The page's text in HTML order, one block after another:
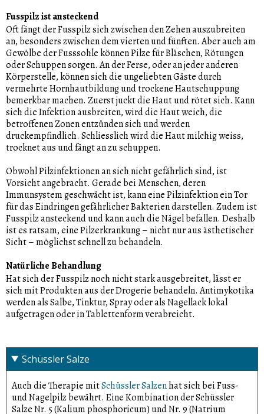
Fusspilz ist ansteckend
Oft fängt der Fusspilz sich zwischen den Zehen auszubreiten
an, besonders zwischen dem vierten und fünften. Aber auch am
Gewölbe der Fusssohle können Pilze für Bläschen, Rötungen
oder Schuppen sorgen. An der Ferse, oder an jeder anderen
Körperstelle, können sich die ungeliebten Gäste durch
vermehrte Hornhautbildung und trockene Hautschuppung
bemerkbar machen. Zuerst juckt die Haut und rötet sich. Kann
sich die Infektion ausbreiten, wird die Haut weich, die
betroffenen Zonen entzünden sich und werden
druckempfindlich. Schliesslich wird die Haut milchig weiss,
trocknet aus und fängt an zu schuppen.
Obwohl Pilzinfektionen an sich nicht gefährlich sind, ist
Vorsicht angebracht. Gerade bei Menschen, deren
Immunsystem geschwächt ist, kann eine Pilzinfektion ein Tor
für das Eindringen gefährlicher Bakterien darstellen. Zudem ist
Fusspilz ansteckend und kann auch die Nägel befallen. Deshalb
ist es ratsam, eine Pilzerkrankung – nicht nur aus ästhetischer
Sicht – möglichst schnell zu behandeln.
Natürliche Behandlung
Hat sich der Fusspilz noch nicht stark ausgebreitet, lässt er
sich mit Produkten aus der Drogerie behandeln. Antimykotika
werden als Salbe, Tinktur, Spray oder als Nagellack lokal
aufgetragen oder in Tablettenform verabreicht.
Schüssler Salze
Auch die Therapie mitSchüssler Salzenhat sich bei Fuss-
und Nagelpilz bewährt. Eine Kombination der Schüssler
Salze Nr. 5 (Kalium phosphoricum) und Nr. 9 (Natrium